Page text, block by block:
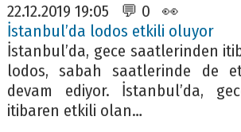
22.12.2019 19:05 💬 0 👀
İstanbul’da lodos etkili oluyor
İstanbul’da, gece saatlerinden
lodos, sabah saatlerinde de
devam ediyor. İstanbul’da,
itibaren etkili olan…